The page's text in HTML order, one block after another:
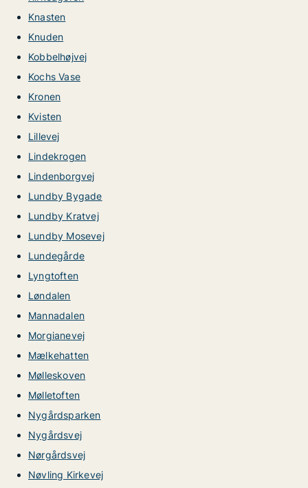
Knasten
Knuden
Kobbelhøjvej
Kochs Vase
Kronen
Kvisten
Lillevej
Lindekrogen
Lindenborgvej
Lundby Bygade
Lundby Kratvej
Lundby Mosevej
Lundegårde
Lyngtoften
Løndalen
Mannadalen
Morgianevej
Mælkehatten
Mølleskoven
Mølletoften
Nygårdsparken
Nygårdsvej
Nørgårdsvej
Nøvling Kirkevej